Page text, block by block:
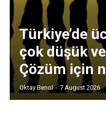
Türkiye’de
çok düşük
Çözüm için
Oktay Benol - 7 August 2026